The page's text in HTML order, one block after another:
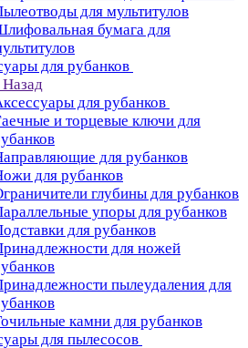
для мультитулов
бумага для
для рубанков
Назад
для рубанков
и торцевые ключи для
для рубанков
для рубанков
глубины для рубанков
упоры для рубанков
для рубанков
для ножей
пылеудаления для
камни для рубанков
для пылесосов